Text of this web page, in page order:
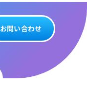
お問い合わせ